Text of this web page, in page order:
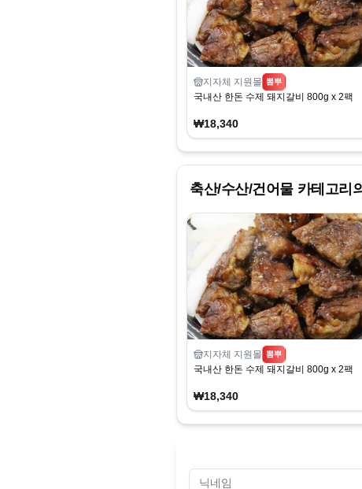
지자체 지원몰 뽐뿌
국내산 한돈 수제 돼지갈비 800g x 2팩
₩18,340
축산/수산/건어물카테고리
지자체 지원몰 뽐뿌
국내산 한돈 수제 돼지갈비 800g x 2팩
₩18,340